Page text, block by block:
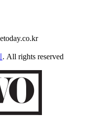
. All rights reserved